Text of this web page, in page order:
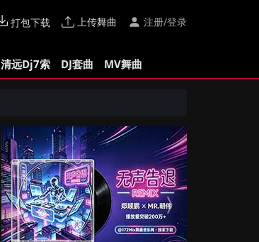
打包下载 上传舞曲 注册/登录
清远Dj7索 DJ套曲 MV舞曲
Previous Next